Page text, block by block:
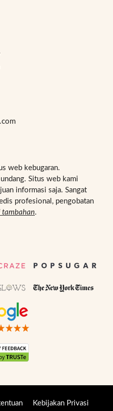
web kebugaran.
Situs web kami
informasi saja. Sangat
profesional, pengobatan
tambahan.
Kebijakan Privasi